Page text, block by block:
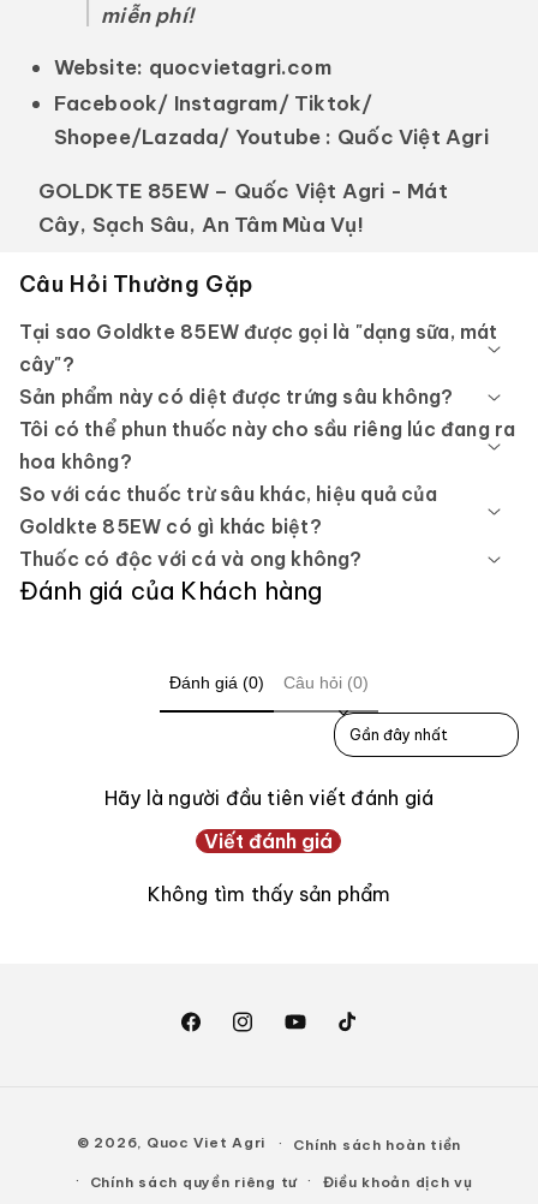
miễn phí!
Website: quocvietagri.com
Facebook/ Instagram/ Tiktok/
Shopee/Lazada/ Youtube : Quốc Việt Agri
GOLDKTE 85EW – Quốc Việt Agri - Mát
Cây, Sạch Sâu, An Tâm Mùa Vụ!
Câu Hỏi Thường Gặp
Tại sao Goldkte 85EW được gọi là "dạng sữa, mát
cây"?
Sản phẩm này có diệt được trứng sâu không?
Tôi có thể phun thuốc này cho sầu riêng lúc đang ra
hoa không?
So với các thuốc trừ sâu khác, hiệu quả của
Goldkte 85EW có gì khác biệt?
Thuốc có độc với cá và ong không?
Đánh giá của Khách hàng
Đánh giá (0) Câu hỏi (0)
Sort reviews by
Hãy là người đầu tiên viết đánh giá
Viết đánh giá
Không tìm thấy sản phẩm
FacebookInstagramYouTubeTikTok
thức
thanh
© 2026, Quoc Viet Agri Chính sách hoàn tiền
Chính sách quyền riêng tư Điều khoản dịch vụ